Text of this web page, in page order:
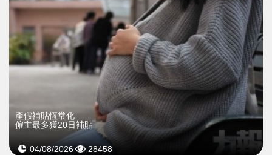
產假補貼恆常化
僱主最多獲20日補貼
04/08/2026 28458